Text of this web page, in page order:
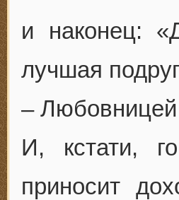
и наконец:
лучшая
–
И, кстати,
приносит